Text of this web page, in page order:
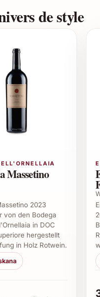
danach 36
für zahlreiche
Dieser Wein wird jeden
Zeit zu nehmen und
am besten?
Temperatur von
de style
Massetino
2023
von den Bodega
in DOC
hergestellt
in Holz Rotwein.